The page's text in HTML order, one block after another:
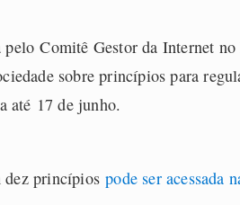
Comitê Gestor da Internet
sobre princípios para
até 17 de junho.
dez princípiospode ser acessada